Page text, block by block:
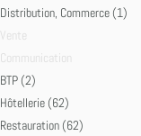
Distribution, Commerce (1)
Vente
Communication
BTP (2)
Hôtellerie (62)
Restauration (62)